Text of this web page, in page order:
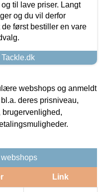
til lave priser. Langt
og du vil derfor
først bestiller en vare
webshops og anmeldt
deres prisniveau,
Link